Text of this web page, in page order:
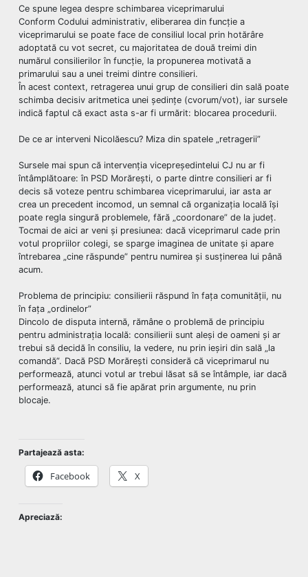
Ce spune legea despre schimbarea viceprimarului
Conform Codului administrativ, eliberarea din funcție a
viceprimarului se poate face de consiliul local prin hotărâre
adoptată cu vot secret, cu majoritatea de două treimi din
numărul consilierilor în funcție, la propunerea motivată a
primarului sau a unei treimi dintre consilieri.
În acest context, retragerea unui grup de consilieri din sală poate
schimba decisiv aritmetica unei ședințe (cvorum/vot), iar sursele
indică faptul că exact asta s-ar fi urmărit: blocarea procedurii.
De ce ar interveni Nicolăescu? Miza din spatele „retragerii”
Sursele mai spun că intervenția vicepreședintelui CJ nu ar fi
întâmplătoare: în PSD Morărești, o parte dintre consilieri ar fi
decis să voteze pentru schimbarea viceprimarului, iar asta ar
crea un precedent incomod, un semnal că organizația locală își
poate regla singură problemele, fără „coordonare” de la județ.
Tocmai de aici ar veni și presiunea: dacă viceprimarul cade prin
votul propriilor colegi, se sparge imaginea de unitate și apare
întrebarea „cine răspunde” pentru numirea și susținerea lui până
acum.
Problema de principiu: consilierii răspund în fața comunității, nu
în fața „ordinelor”
Dincolo de disputa internă, rămâne o problemă de principiu
pentru administrația locală: consilierii sunt aleși de oameni și ar
trebui să decidă în consiliu, la vedere, nu prin ieșiri din sală „la
comandă”. Dacă PSD Morărești consideră că viceprimarul nu
performează, atunci votul ar trebui lăsat să se întâmple, iar dacă
performează, atunci să fie apărat prin argumente, nu prin
blocaje.
Partajează asta:
Facebook X
Apreciază: